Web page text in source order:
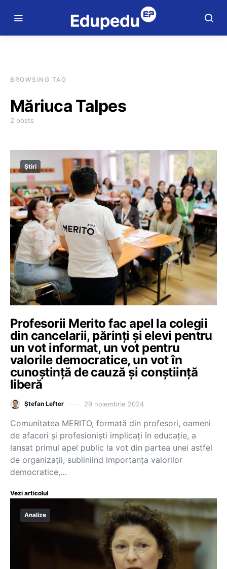
BROWSING TAG
Măriuca Talpes
2 posts
Știri
Profesorii Merito fac apel la colegii
din cancelarii, părinți și elevi pentru
un vot informat, un vot pentru
valorile democratice, un vot în
cunoștință de cauză și conștiință
liberă
Ștefan Lefter 29 noiembrie 2024
Comunitatea MERITO, formată din profesori, oameni
de afaceri și profesioniști implicați în educație, a
lansat primul apel public la vot din partea unei astfel
de organizații, subliniind importanța valorilor
democratice,…
Vezi articolul
Analize